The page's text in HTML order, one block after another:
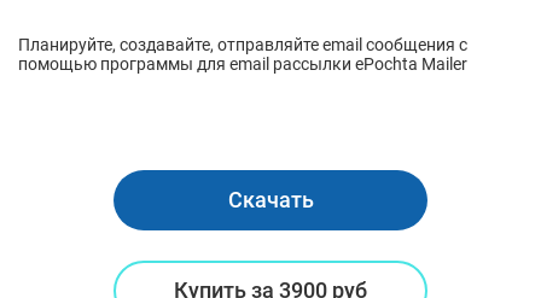
Планируйте, создавайте, отправляйте email сообщения с
помощью программы для email рассылки ePochta Mailer
Скачать
Купить за 3900 руб